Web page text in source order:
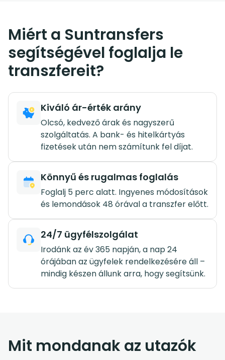
Miért a Suntransfers
segítségével foglalja le
transzfereit?
Kiváló ár-érték arány
Olcsó, kedvező árak és nagyszerű
szolgáltatás. A bank- és hitelkártyás
fizetések után nem számítunk fel díjat.
Könnyű és rugalmas foglalás
Foglalj 5 perc alatt. Ingyenes módosítások
és lemondások 48 órával a transzfer előtt.
24/7 ügyfélszolgálat
Irodánk az év 365 napján, a nap 24
órájában az ügyfelek rendelkezésére áll –
mindig készen állunk arra, hogy segítsünk.
Mit mondanak az utazók